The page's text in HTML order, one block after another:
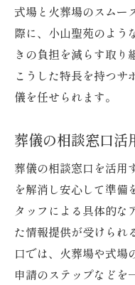
式場と火葬場のスムー
際に、小山聖苑のよう
きの負担を減らす取り
こうした特長を持つサ
儀を任せられます。
葬儀の相談窓口活
葬儀の相談窓口を活用
を解消し安心して準備
タッフによる具体的な
た情報提供が受けられ
口では、火葬場や式場
申請のステップなどを